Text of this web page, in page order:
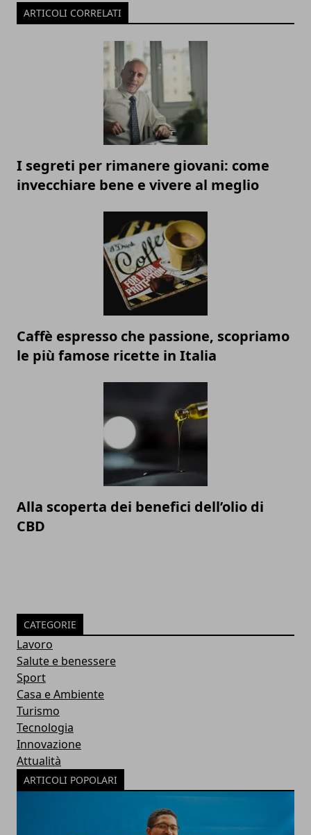
ARTICOLI CORRELATI
I segreti per rimanere giovani: come
invecchiare bene e vivere al meglio
Caffè espresso che passione, scopriamo
le più famose ricette in Italia
Alla scoperta dei benefici dell’olio di
CBD
CATEGORIE
Lavoro
Salute e benessere
Sport
Casa e Ambiente
Turismo
Tecnologia
Innovazione
Attualità
ARTICOLI POPOLARI